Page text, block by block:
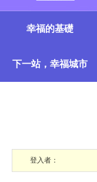
幸福的基礎
下一站，幸福城市
登入者 ：